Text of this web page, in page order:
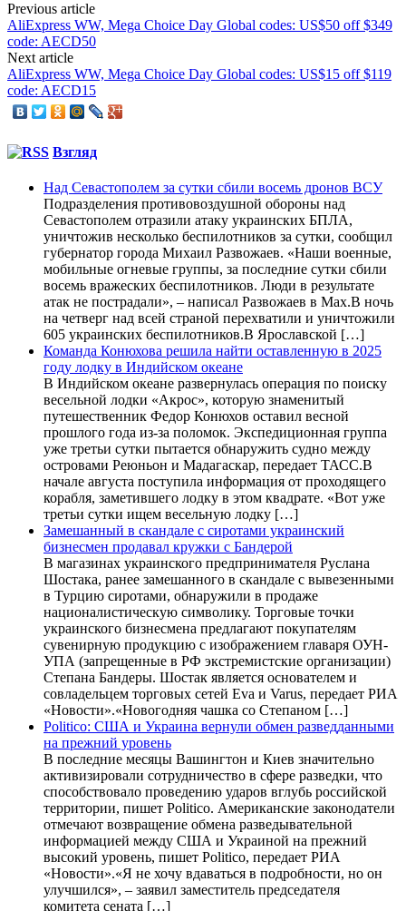
Previous article
AliExpress WW, Mega Choice Day Global codes: US$50 off $349
code: AECD50
Next article
AliExpress WW, Mega Choice Day Global codes: US$15 off $119
code: AECD15
Взгляд
Над Севастополем за сутки сбили восемь дронов ВСУ
Подразделения противовоздушной обороны над
Севастополем отразили атаку украинских БПЛА,
уничтожив несколько беспилотников за сутки, сообщил
губернатор города Михаил Развожаев. «Наши военные,
мобильные огневые группы, за последние сутки сбили
восемь вражеских беспилотников. Люди в результате
атак не пострадали», – написал Развожаев в Max.В ночь
на четверг над всей страной перехватили и уничтожили
605 украинских беспилотников.В Ярославской […]
Команда Конюхова решила найти оставленную в 2025
году лодку в Индийском океане
В Индийском океане развернулась операция по поиску
весельной лодки «Акрос», которую знаменитый
путешественник Федор Конюхов оставил весной
прошлого года из-за поломок. Экспедиционная группа
уже третьи сутки пытается обнаружить судно между
островами Реюньон и Мадагаскар, передает ТАСС.В
начале августа поступила информация от проходящего
корабля, заметившего лодку в этом квадрате. «Вот уже
третьи сутки ищем весельную лодку […]
Замешанный в скандале с сиротами украинский
бизнесмен продавал кружки с Бандерой
В магазинах украинского предпринимателя Руслана
Шостака, ранее замешанного в скандале с вывезенными
в Турцию сиротами, обнаружили в продаже
националистическую символику. Торговые точки
украинского бизнесмена предлагают покупателям
сувенирную продукцию с изображением главаря ОУН-
УПА (запрещенные в РФ экстремистские организации)
Степана Бандеры. Шостак является основателем и
совладельцем торговых сетей Eva и Varus, передает РИА
«Новости».«Новогодняя чашка со Степаном […]
Politico: США и Украина вернули обмен разведданными
на прежний уровень
В последние месяцы Вашингтон и Киев значительно
активизировали сотрудничество в сфере разведки, что
способствовало проведению ударов вглубь российской
территории, пишет Politico. Американские законодатели
отмечают возвращение обмена разведывательной
информацией между США и Украиной на прежний
высокий уровень, пишет Politico, передает РИА
«Новости».«Я не хочу вдаваться в подробности, но он
улучшился», – заявил заместитель председателя
комитета сената […]